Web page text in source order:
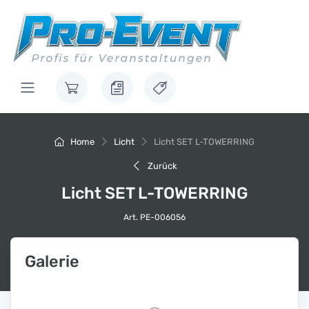
Home Licht Licht SET L-TOWERRING
Zurück
Licht SET L-TOWERRING
Art. PE-006056
Galerie